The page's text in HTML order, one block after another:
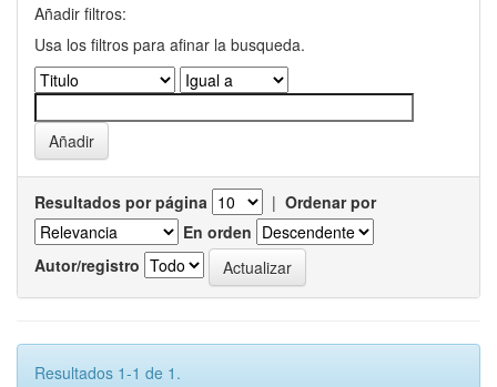
Añadir filtros:
Usa los filtros para afinar la busqueda.
Resultados por página | Ordenar por
En orden
Autor/registro
Resultados 1-1 de 1.